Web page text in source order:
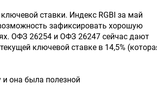
ставки. Индекс RGBI за май
зафиксировать хорошую
ОФЗ 26254 и ОФЗ 26247 сейчас дают
ключевой ставке в 14,5%
и она была полезной